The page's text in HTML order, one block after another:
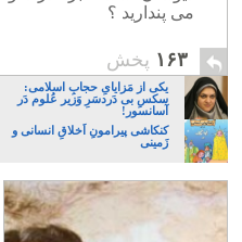
می پندارید ؟
۱۶۳ پخش
یکی از مَزایایِ حجابِ اسلامی:
سکسِ بی دَردسَرِ وَزیر عُلوم دَر
آسانسور!
کنکاشی پیرامونِ اَخلاقِ انسانی و
زَمینی